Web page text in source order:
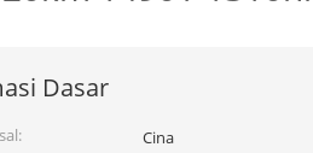
Dasar
Cina